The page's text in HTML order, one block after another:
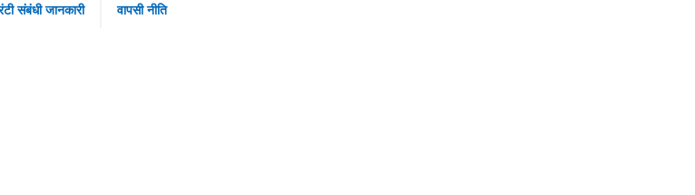
संबंधी जानकारी वापसी नीति